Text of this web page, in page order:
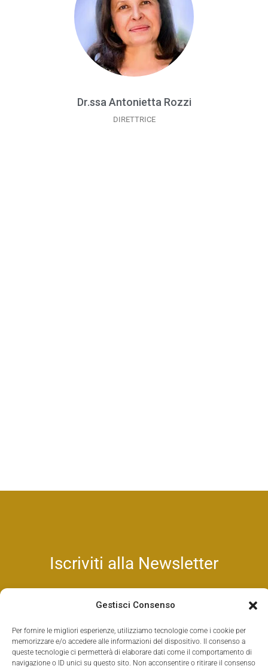
Gestisci Consenso
Per fornire le migliori esperienze, utilizziamo tecnologie come i cookie per
memorizzare e/o accedere alle informazioni del dispositivo. Il consenso a
queste tecnologie ci permetterà di elaborare dati come il comportamento di
navigazione o ID unici su questo sito. Non acconsentire o ritirare il consenso
Dr.ssa Antonietta Rozzi
DIRETTRICE
Iscriviti alla Newsletter
di Sarva Yoga University
ISCRIVITI